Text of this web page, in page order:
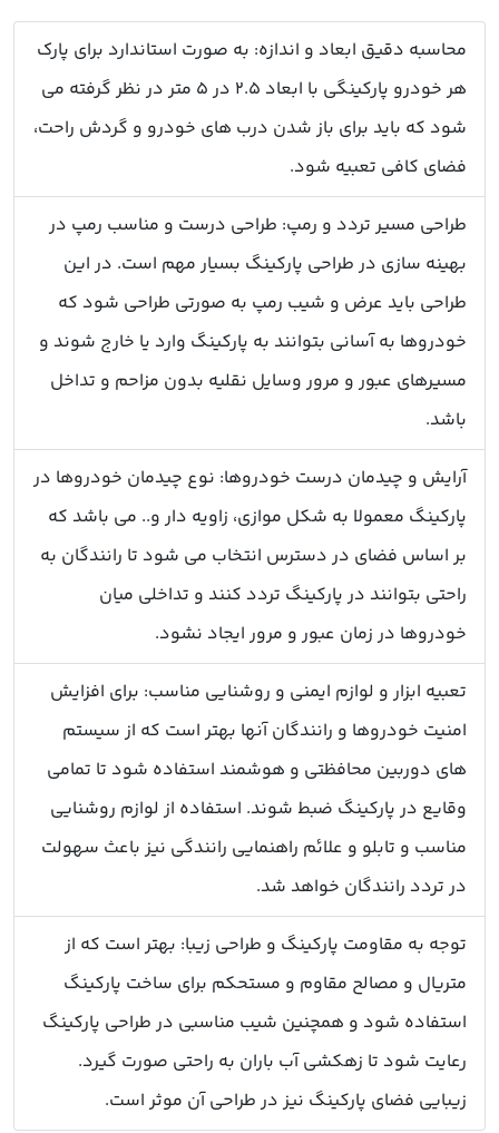
محاسبه دقیق ابعاد و اندازه: به صورت استاندارد برای پارک
هر خودرو پارکینگی با ابعاد 2.5 در 5 متر در نظر گرفته می
شود که باید برای باز شدن درب های خودرو و گردش راحت،
فضای کافی تعبیه شود.
طراحی مسیر تردد و رمپ: طراحی درست و مناسب رمپ در
بهینه سازی در طراحی پارکینگ بسیار مهم است. در این
طراحی باید عرض و شیب رمپ به صورتی طراحی شود که
خودروها به آسانی بتوانند به پارکینگ وارد یا خارج شوند و
مسیرهای عبور و مرور وسایل نقلیه بدون مزاحم و تداخل
باشد.
آرایش و چیدمان درست خودروها: نوع چیدمان خودروها در
پارکینگ معمولا به شکل موازی، زاویه دار و.. می باشد که
بر اساس فضای در دسترس انتخاب می شود تا رانندگان به
راحتی بتوانند در پارکینگ تردد کنند و تداخلی میان
خودروها در زمان عبور و مرور ایجاد نشود.
تعبیه ابزار و لوازم ایمنی و روشنایی مناسب: برای افزایش
امنیت خودروها و رانندگان آنها بهتر است که از سیستم
های دوربین محافظتی و هوشمند استفاده شود تا تمامی
وقایع در پارکینگ ضبط شوند. استفاده از لوازم روشنایی
مناسب و تابلو و علائم راهنمایی رانندگی نیز باعث سهولت
در تردد رانندگان خواهد شد.
توجه به مقاومت پارکینگ و طراحی زیبا: بهتر است که از
متریال و مصالح مقاوم و مستحکم برای ساخت پارکینگ
استفاده شود و همچنین شیب مناسبی در طراحی پارکینگ
رعایت شود تا زهکشی آب باران به راحتی صورت گیرد.
زیبایی فضای پارکینگ نیز در طراحی آن موثر است.